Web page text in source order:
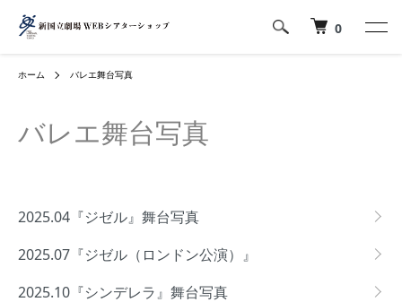
0
ホーム バレエ舞台写真
バレエ舞台写真
2025.04『ジゼル』舞台写真
2025.07『ジゼル（ロンドン公演）』
2025.10『シンデレラ』舞台写真